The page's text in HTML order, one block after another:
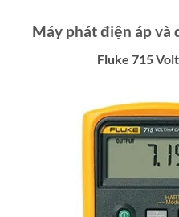
Máy phát điện áp và
Fluke 715